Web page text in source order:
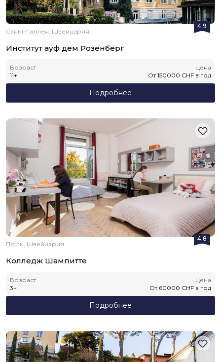
4.9
Санкт-Галлен, Швейцария
Институт ауф дем Розенберг
Возраст
11+
Цена
От 150000 CHF в год
Подробнее
4.8
Пюли, Швейцария
Колледж Шампитте
Возраст
3+
Цена
От 60000 CHF в год
Подробнее